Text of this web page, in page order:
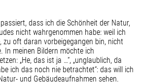
dass ich die Schönheit der Natur,
nicht wahrgenommen habe: weil ich
zu oft daran vorbeigegangen bin, nicht
In meinen Bildern möchte ich
„He, das ist ja …“, „unglaublich, da
ich das noch nie betrachtet“: das will ich
und Gebäudeaufnahmen sehen.